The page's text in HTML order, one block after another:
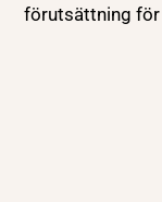
förutsättning